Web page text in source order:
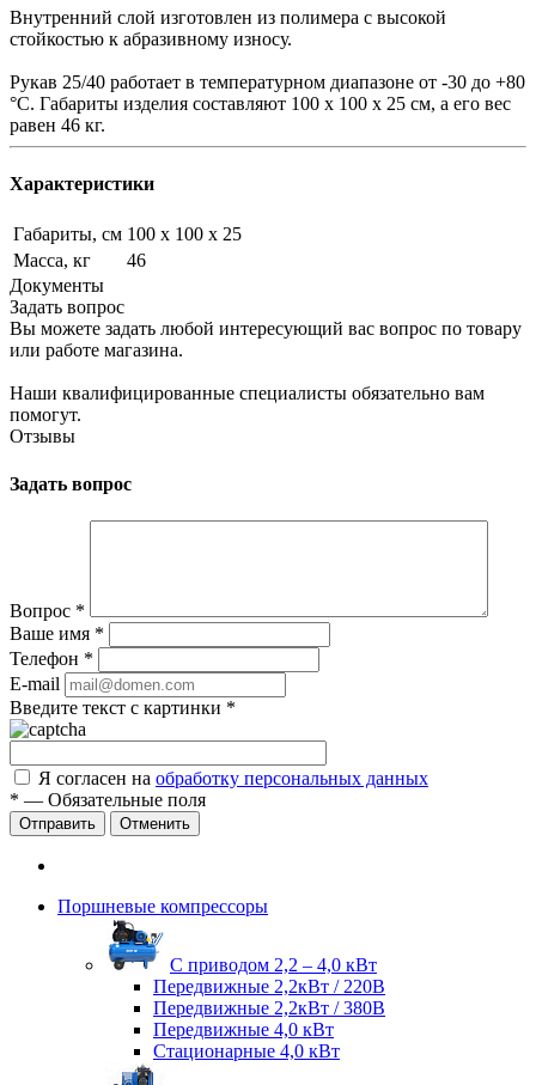
Внутренний слой изготовлен из полимера с высокой
стойкостью к абразивному износу.
Рукав 25/40 работает в температурном диапазоне от -30 до +80
°С. Габариты изделия составляют 100 х 100 х 25 см, а его вес
равен 46 кг.
Характеристики
Габариты, см 100 х 100 х 25
Масса, кг
46
Документы
Задать вопрос
Вы можете задать любой интересующий вас вопрос по товару
или работе магазина.
Наши квалифицированные специалисты обязательно вам
помогут.
Отзывы
Задать вопрос
Вопрос *
Ваше имя *
Телефон *
E-mail
Введите текст с картинки *
Я согласен на обработку персональных данных
* — Обязательные поля
Отправить Отменить
Поршневые компрессоры
С приводом 2,2 – 4,0 кВт
Передвижные 2,2кВт / 220В
Передвижные 2,2кВт / 380В
Передвижные 4,0 кВт
Стационарные 4,0 кВт